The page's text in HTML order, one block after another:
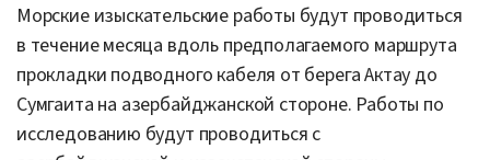
Морские изыскательские работы будут проводиться
в течение месяца вдоль предполагаемого маршрута
прокладки подводного кабеля от берега Актау до
Сумгаита на азербайджанской стороне. Работы по
исследованию будут проводиться с